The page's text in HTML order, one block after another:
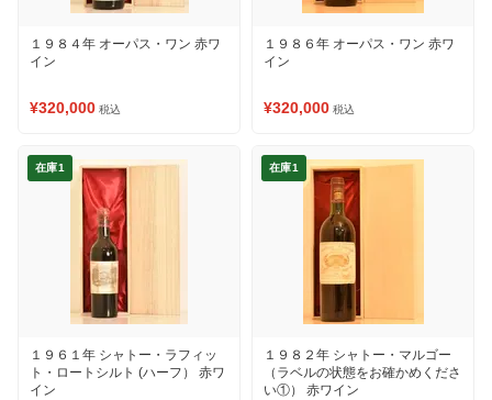
１９８４年 オーパス・ワン 赤ワ
イン
¥320,000 税込
１９８６年 オーパス・ワン 赤ワ
イン
¥320,000 税込
在庫1
１９６１年 シャトー・ラフィッ
ト・ロートシルト (ハーフ） 赤ワ
イン
在庫1
１９８２年 シャトー・マルゴー
（ラベルの状態をお確かめくださ
い①） 赤ワイン